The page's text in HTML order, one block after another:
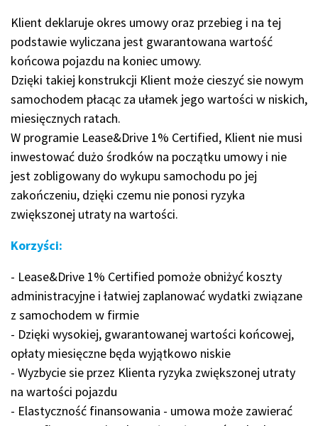
Klient deklaruje okres umowy oraz przebieg i na tej
podstawie wyliczana jest gwarantowana wartość
końcowa pojazdu na koniec umowy.
Dzięki takiej konstrukcji Klient może cieszyć sie nowym
samochodem płacąc za ułamek jego wartości w niskich,
miesięcznych ratach.
W programie Lease&Drive 1% Certified, Klient nie musi
inwestować dużo środków na początku umowy i nie
jest zobligowany do wykupu samochodu po jej
zakończeniu, dzięki czemu nie ponosi ryzyka
zwiększonej utraty na wartości.
Korzyści:
- Lease&Drive 1% Certified pomoże obniżyć koszty
administracyjne i łatwiej zaplanować wydatki związane
z samochodem w firmie
- Dzięki wysokiej, gwarantowanej wartości końcowej,
opłaty miesięczne będa wyjątkowo niskie
- Wyzbycie sie przez Klienta ryzyka zwiększonej utraty
na wartości pojazdu
- Elastyczność finansowania - umowa może zawierać